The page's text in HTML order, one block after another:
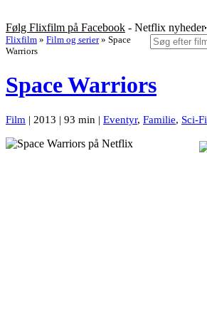
Følg Flixfilm på Facebook - Netflix nyheder
Flixfilm » Film og serier » Space
Warriors
Space Warriors
Film | 2013 | 93 min | Eventyr, Familie, Sci-Fi